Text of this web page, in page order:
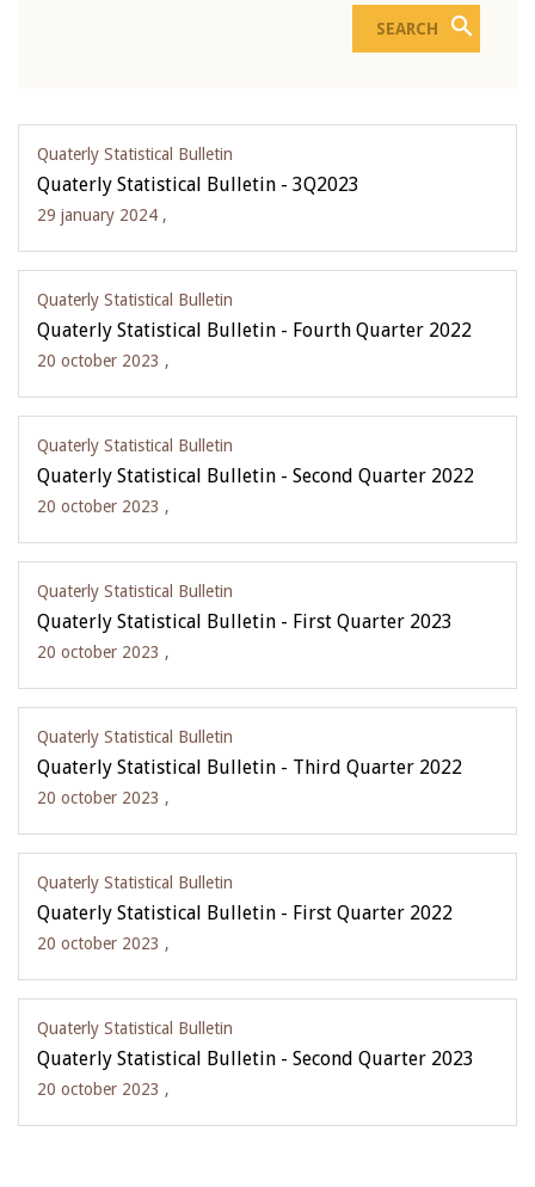
Quaterly Statistical Bulletin
Quaterly Statistical Bulletin - 3Q2023
29 january 2024 ,
Quaterly Statistical Bulletin
Quaterly Statistical Bulletin - Fourth Quarter 2022
20 october 2023 ,
Quaterly Statistical Bulletin
Quaterly Statistical Bulletin - Second Quarter 2022
20 october 2023 ,
Quaterly Statistical Bulletin
Quaterly Statistical Bulletin - First Quarter 2023
20 october 2023 ,
Quaterly Statistical Bulletin
Quaterly Statistical Bulletin - Third Quarter 2022
20 october 2023 ,
Quaterly Statistical Bulletin
Quaterly Statistical Bulletin - First Quarter 2022
20 october 2023 ,
Quaterly Statistical Bulletin
Quaterly Statistical Bulletin - Second Quarter 2023
20 october 2023 ,